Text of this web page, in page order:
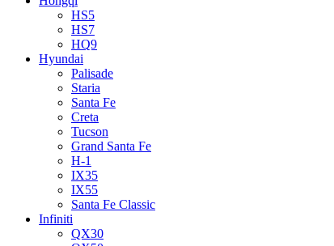
HS5
HS7
HQ9
Hyundai
Palisade
Staria
Santa Fe
Creta
Tucson
Grand Santa Fe
H-1
IX35
IX55
Santa Fe Classic
Infiniti
QX30